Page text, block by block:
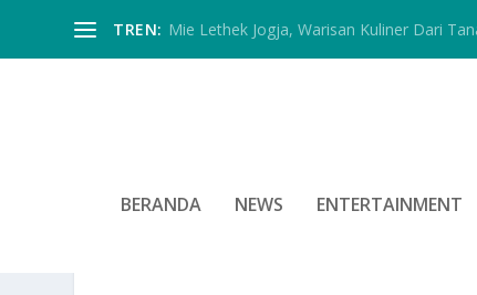
TREN: Mie Lethek Jogja, Warisan Kuliner Dari
BERANDA NEWS ENTERTAINMENT